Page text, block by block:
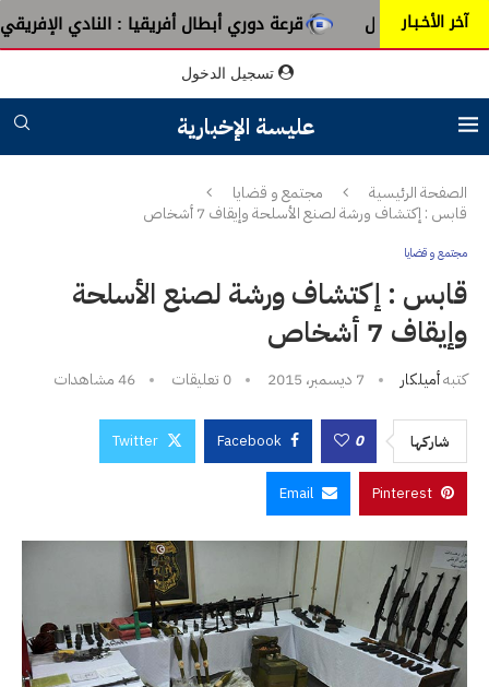
آخر الأخـبـار قرعة دوري أبطال أفريقيا : النادي الإفريقي يُواجه
تسجيل الدخول
عليسة الإخبارية
الصفحة الرئيسية
مجتمع و قضايا
قابس : إكتشاف ورشة لصنع الأسلحة وإيقاف 7 أشخاص
مجتمع و قضايا
قابس : إكتشاف ورشة لصنع الأسلحة
وإيقاف 7 أشخاص
كتبهأميلكار 7 ديسمبر، 2015 0 تعليقات 46مشاهدات
شاركها 0
Facebook
Twitter
Pinterest
Email